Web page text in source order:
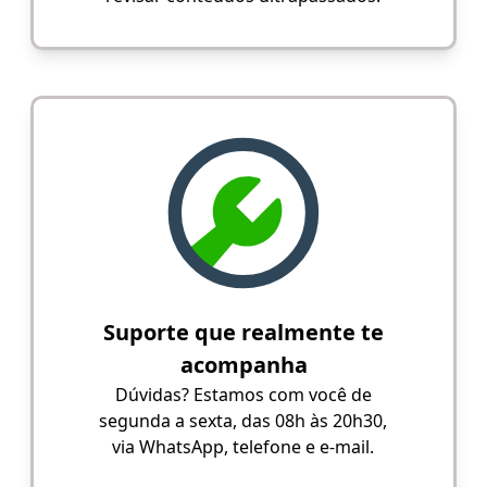
Suporte que realmente te
acompanha
Dúvidas? Estamos com você de
segunda a sexta, das 08h às 20h30,
via WhatsApp, telefone e e-mail.